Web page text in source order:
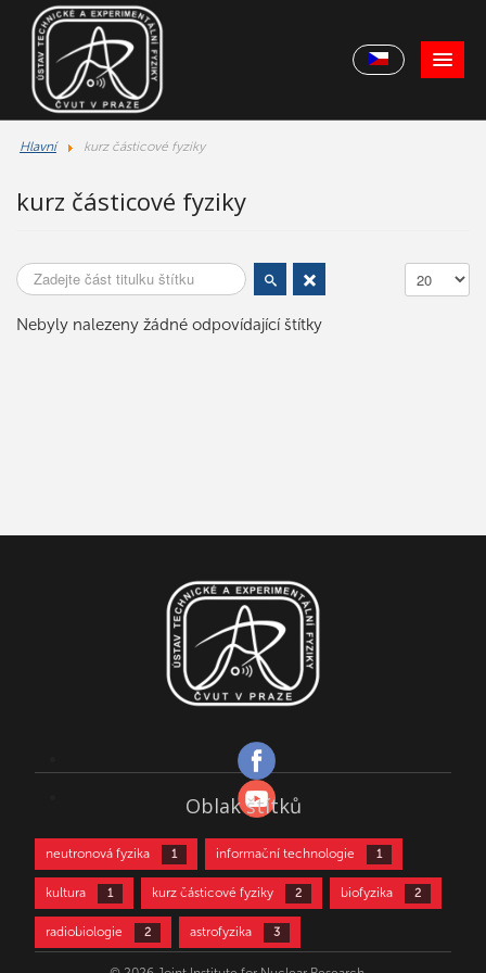
Hlavní kurz částicové fyziky
kurz částicové fyziky
Zadejte část titulku štítku Počet
Nebyly nalezeny žádné odpovídající štítky
Oblak štítků
neutronová fyzika 1 informační technologie 1
kultura 1 kurz částicové fyziky 2 biofyzika 2
radiobiologie 2 astrofyzika 3